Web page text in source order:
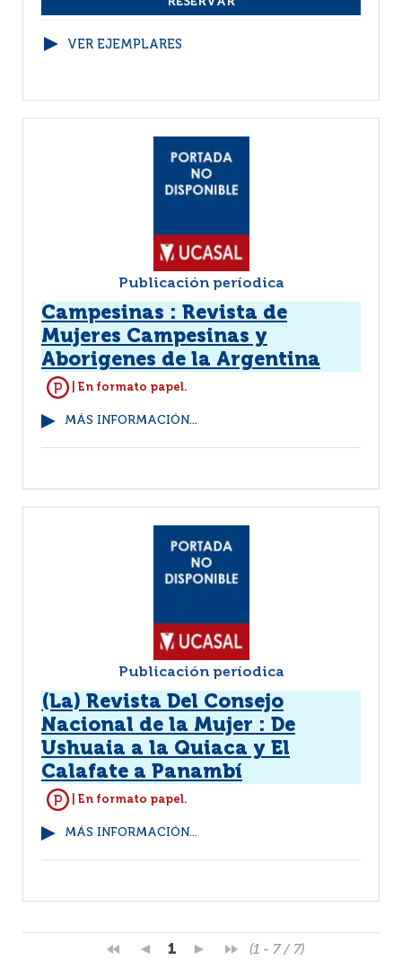
VER EJEMPLARES
Publicación períodica
Campesinas : Revista de
Mujeres Campesinas y
Aborigenes de la Argentina
| En formato papel.
MÁS INFORMACIÓN...
Publicación períodica
(La) Revista Del Consejo
Nacional de la Mujer : De
Ushuaia a la Quiaca y El
Calafate a Panambí
| En formato papel.
MÁS INFORMACIÓN...
1 (1 - 7 / 7)